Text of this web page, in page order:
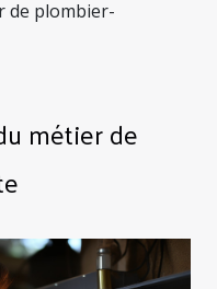
de plombier-
métier de